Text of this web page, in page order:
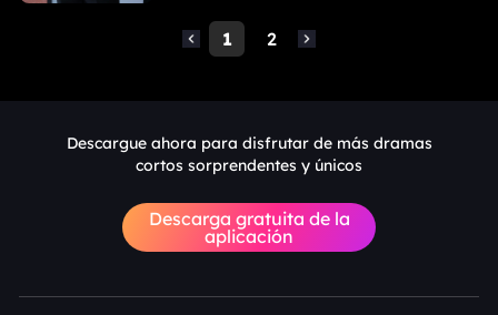
1 2
Descargue ahora para disfrutar de más dramas
cortos sorprendentes y únicos
Descarga gratuita de la
aplicación